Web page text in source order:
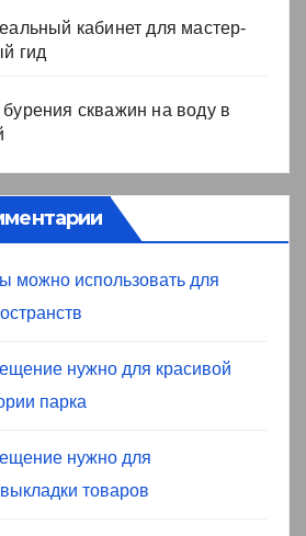
кабинет для мастер-
гид
скважин на воду в
можно использовать для
нужно для красивой
парка
нужно для
товаров